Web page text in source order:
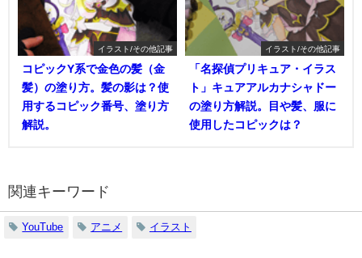
イラスト/その他記事
コピックY系で金色の髪（金
髪）の塗り方。髪の影は？使
用するコピック番号、塗り方
解説。
イラスト/その他記事
「名探偵プリキュア・イラス
ト」キュアアルカナシャドー
の塗り方解説。目や髪、服に
使用したコピックは？
関連キーワード
YouTube アニメ イラスト